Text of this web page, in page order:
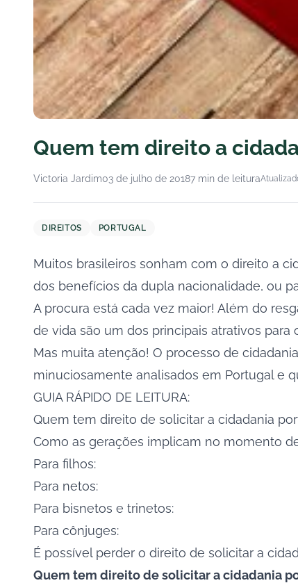
Quem tem direito a
Victoria Jardim03 de julho de 20187 min de leitura
DIREITOS PORTUGAL
Muitos brasileiros sonham com o direito a
dos benefícios da dupla nacionalidade, ou
A procura está cada vez maior! Além do
de vida são um dos principais atrativos
Mas muita atenção! O processo de
minuciosamente analisados em Portugal e
GUIA RÁPIDO DE LEITURA:
Quem tem direito de solicitar a cidadania
Como as gerações implicam no momento
Para filhos:
Para netos:
Para bisnetos e trinetos:
Para cônjuges:
É possível perder o direito de solicitar a
Quem tem direito de solicitar a cidadania